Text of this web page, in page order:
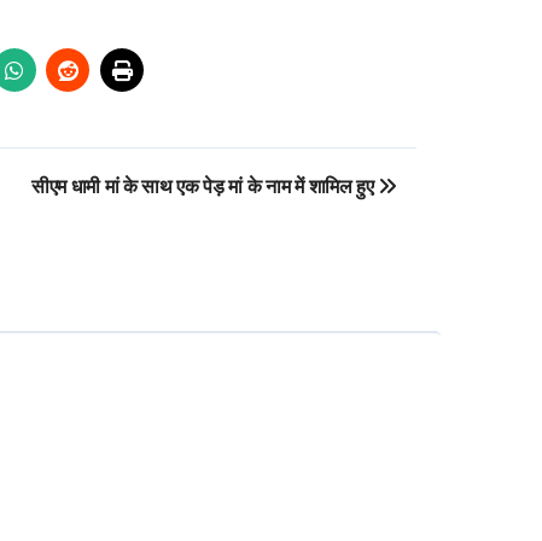
सीएम धामी मां के साथ एक पेड़ मां के नाम में शामिल हुए